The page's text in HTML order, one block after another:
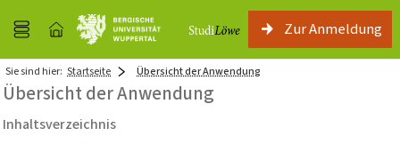
Zur Anmeldung
Sie sind hier: Startseite Übersicht der Anwendung
Übersicht der Anwendung
Inhaltsverzeichnis